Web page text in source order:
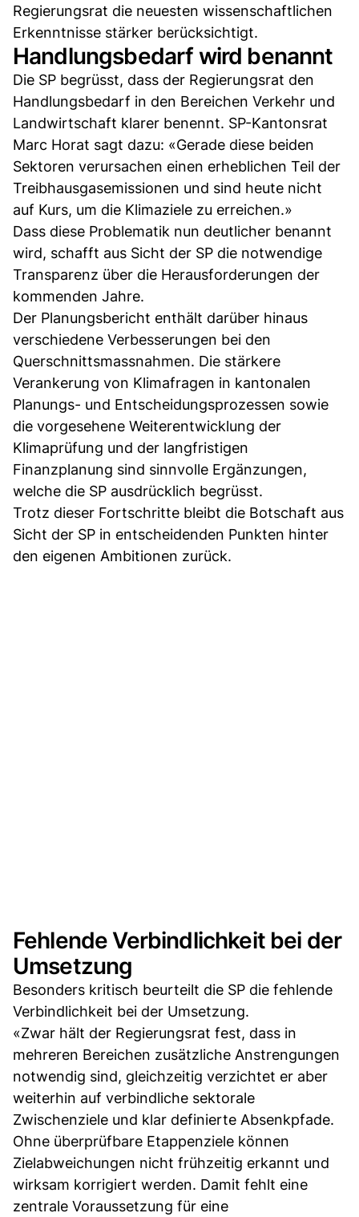
Regierungsrat die neuesten wissenschaftlichen
Erkenntnisse stärker berücksichtigt.
Handlungsbedarf wird benannt
Die SP begrüsst, dass der Regierungsrat den
Handlungsbedarf in den Bereichen Verkehr und
Landwirtschaft klarer benennt. SP-Kantonsrat
Marc Horat sagt dazu: «Gerade diese beiden
Sektoren verursachen einen erheblichen Teil der
Treibhausgasemissionen und sind heute nicht
auf Kurs, um die Klimaziele zu erreichen.»
Dass diese Problematik nun deutlicher benannt
wird, schafft aus Sicht der SP die notwendige
Transparenz über die Herausforderungen der
kommenden Jahre.
Der Planungsbericht enthält darüber hinaus
verschiedene Verbesserungen bei den
Querschnittsmassnahmen. Die stärkere
Verankerung von Klimafragen in kantonalen
Planungs- und Entscheidungsprozessen sowie
die vorgesehene Weiterentwicklung der
Klimaprüfung und der langfristigen
Finanzplanung sind sinnvolle Ergänzungen,
welche die SP ausdrücklich begrüsst.
Trotz dieser Fortschritte bleibt die Botschaft aus
Sicht der SP in entscheidenden Punkten hinter
den eigenen Ambitionen zurück.
Fehlende Verbindlichkeit bei der
Umsetzung
Besonders kritisch beurteilt die SP die fehlende
Verbindlichkeit bei der Umsetzung.
«Zwar hält der Regierungsrat fest, dass in
mehreren Bereichen zusätzliche Anstrengungen
notwendig sind, gleichzeitig verzichtet er aber
weiterhin auf verbindliche sektorale
Zwischenziele und klar definierte Absenkpfade.
Ohne überprüfbare Etappenziele können
Zielabweichungen nicht frühzeitig erkannt und
wirksam korrigiert werden. Damit fehlt eine
zentrale Voraussetzung für eine